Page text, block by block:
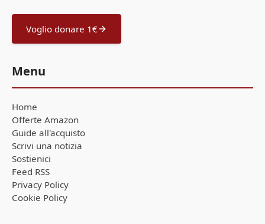
Voglio donare 1€
Menu
Home
Offerte Amazon
Guide all'acquisto
Scrivi una notizia
Sostienici
Feed RSS
Privacy Policy
Cookie Policy